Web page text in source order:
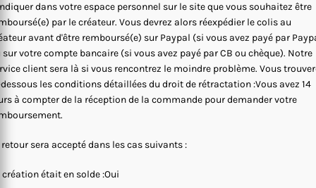
dans votre espace personnel sur le site que vous souhaitez être
par le créateur. Vous devrez alors réexpédier le colis au
avant d'être remboursé(e) sur Paypal (si vous avez payé par
sur votre compte bancaire (si vous avez payé par CB ou chèque). Notre
client sera là si vous rencontrez le moindre problème. Vous
les conditions détaillées du droit de rétractation :Vous avez 14
à compter de la réception de la commande pour demander votre
retour sera accepté dans les cas suivants :
création était en solde :Oui